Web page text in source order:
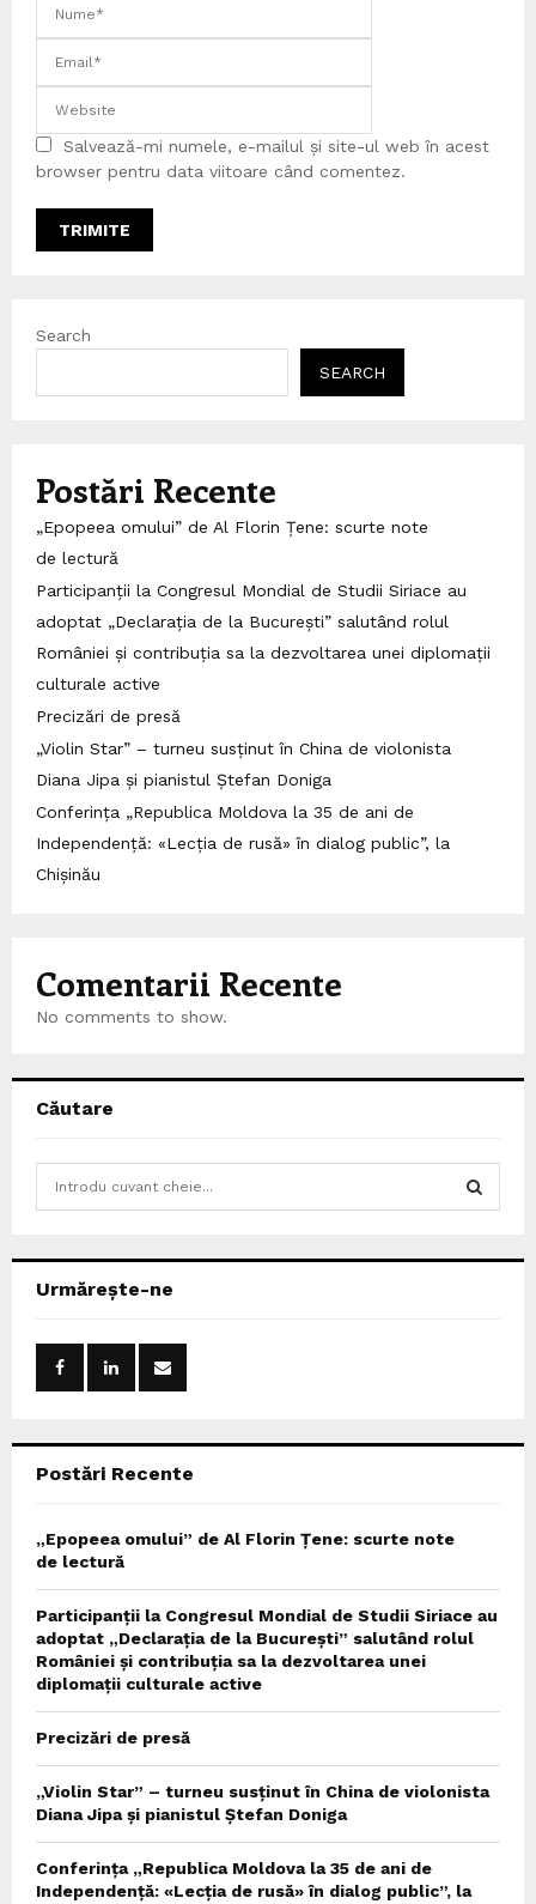
Salvează-mi numele, e-mailul și site-ul web în acest
browser pentru data viitoare când comentez.
Search
SEARCH
Postări Recente
„Epopeea omului” de Al Florin Țene: scurte note
de lectură
Participanții la Congresul Mondial de Studii Siriace au
adoptat „Declarația de la București” salutând rolul
României și contribuția sa la dezvoltarea unei diplomații
culturale active
Precizări de presă
„Violin Star” – turneu susținut în China de violonista
Diana Jipa și pianistul Ștefan Doniga
Conferința „Republica Moldova la 35 de ani de
Independență: «Lecția de rusă» în dialog public”, la
Chișinău
Comentarii Recente
No comments to show.
Căutare
h
Urmărește-ne
Postări Recente
„Epopeea omului” de Al Florin Țene: scurte note
de lectură
Participanții la Congresul Mondial de Studii Siriace au
adoptat „Declarația de la București” salutând rolul
României și contribuția sa la dezvoltarea unei
diplomații culturale active
Precizări de presă
„Violin Star” – turneu susținut în China de violonista
Diana Jipa și pianistul Ștefan Doniga
Conferința „Republica Moldova la 35 de ani de
Independență: «Lecția de rusă» în dialog public”, la